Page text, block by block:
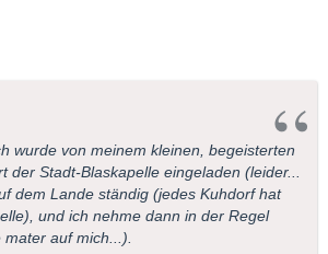
wurde von meinem kleinen, begeisterten
der Stadt-Blaskapelle eingeladen (leider...
dem Lande ständig (jedes Kuhdorf hat
und ich nehme dann in der Regel
auf mich...).